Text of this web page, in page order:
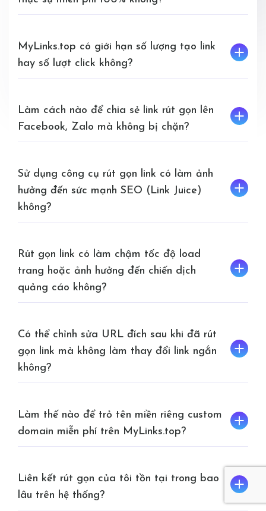
MyLinks.top có giới hạn số lượng tạo link
hay số lượt click không?
Làm cách nào để chia sẻ link rút gọn lên
Facebook, Zalo mà không bị chặn?
Sử dụng công cụ rút gọn link có làm ảnh
hưởng đến sức mạnh SEO (Link Juice)
không?
Rút gọn link có làm chậm tốc độ load
trang hoặc ảnh hưởng đến chiến dịch
quảng cáo không?
Có thể chỉnh sửa URL đích sau khi đã rút
gọn link mà không làm thay đổi link ngắn
không?
Làm thế nào để trỏ tên miền riêng custom
domain miễn phí trên MyLinks.top?
Liên kết rút gọn của tôi tồn tại trong bao
lâu trên hệ thống?